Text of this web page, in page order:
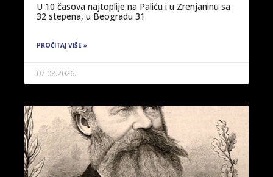
U 10 časova najtoplije na Paliću i u Zrenjaninu sa
32 stepena, u Beogradu 31
PROČITAJ VIŠE »
07.08.2026.